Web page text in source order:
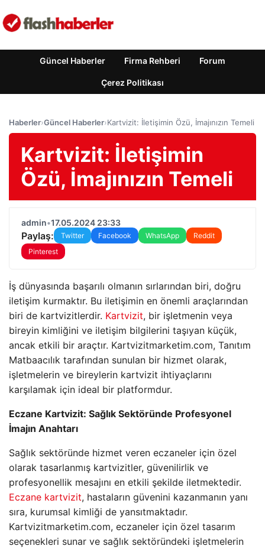
Güncel Haberler Firma Rehberi Forum
Çerez Politikası
Haberler›Güncel Haberler›Kartvizit: İletişimin Özü, İmajınızın Temeli
Kartvizit: İletişimin
Özü, İmajınızın Temeli
admin•17.05.2024 23:33
Paylaş: Twitter Facebook WhatsApp
Reddit
Pinterest
İş dünyasında başarılı olmanın sırlarından biri, doğru
iletişim kurmaktır. Bu iletişimin en önemli araçlarından
biri de kartvizitlerdir. Kartvizit, bir işletmenin veya
bireyin kimliğini ve iletişim bilgilerini taşıyan küçük,
ancak etkili bir araçtır. Kartvizitmarketim.com, Tanıtım
Matbaacılık tarafından sunulan bir hizmet olarak,
işletmelerin ve bireylerin kartvizit ihtiyaçlarını
karşılamak için ideal bir platformdur.
Eczane Kartvizit: Sağlık Sektöründe Profesyonel
İmajın Anahtarı
Sağlık sektöründe hizmet veren eczaneler için özel
olarak tasarlanmış kartvizitler, güvenilirlik ve
profesyonellik mesajını en etkili şekilde iletmektedir.
Eczane kartvizit, hastaların güvenini kazanmanın yanı
sıra, kurumsal kimliği de yansıtmaktadır.
Kartvizitmarketim.com, eczaneler için özel tasarım
seçenekleri sunar ve sağlık sektöründeki işletmelerin